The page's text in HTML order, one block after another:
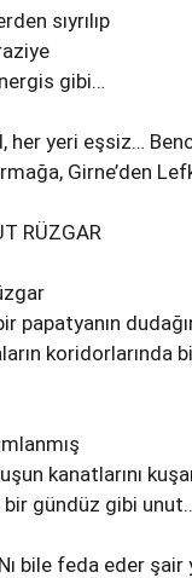
sıyrılıp
nergis gibi…
her yeri eşsiz…
Girne’den
RÜZGAR
papatyanın
koridorlarında
kanatlarını
bir gündüz gibi
bile feda eder